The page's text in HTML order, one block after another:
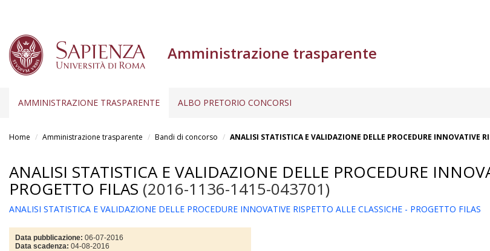
Amministrazione trasparente
AMMINISTRAZIONE TRASPARENTE ALBO PRETORIO CONCORSI
Home Amministrazione trasparente Bandi di concorso ANALISI STATISTICA E VALIDAZIONE DELLE PROCEDURE INNOVATIVE
ANALISI STATISTICA E VALIDAZIONE DELLE PROCEDURE
PROGETTO FILAS (2016-1136-1415-043701)
ANALISI STATISTICA E VALIDAZIONE DELLE PROCEDURE INNOVATIVE RISPETTO ALLE CLASSICHE - PROGETTO FILAS
Data pubblicazione: 06-07-2016
Data scadenza: 04-08-2016